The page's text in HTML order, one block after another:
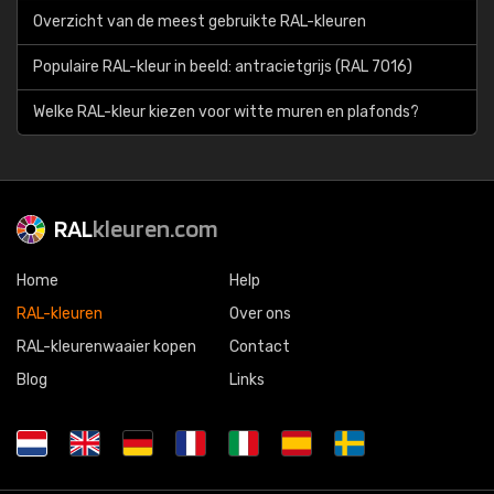
Overzicht van de meest gebruikte RAL-kleuren
Populaire RAL-kleur in beeld: antracietgrijs (RAL 7016)
Welke RAL-kleur kiezen voor witte muren en plafonds?
RALkleuren.com
Home
RAL-kleuren
RAL-kleurenwaaier kopen
Blog
Help
Over ons
Contact
Links